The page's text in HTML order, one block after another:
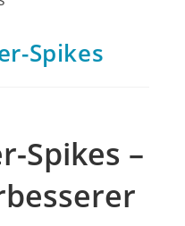
Spikes
Spikes –